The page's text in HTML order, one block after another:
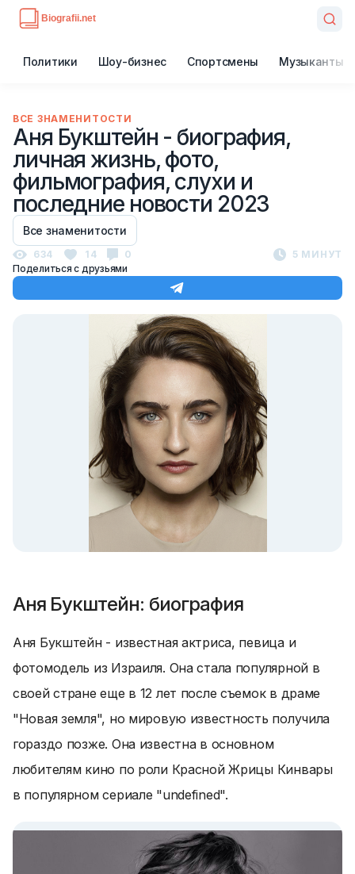
Политики Шоу-бизнес Спортсмены Музыканты
ВСЕ ЗНАМЕНИТОСТИ
Аня Букштейн - биография,
личная жизнь, фото,
фильмография, слухи и
последние новости 2023
Все знаменитости
634 14 0
5 МИНУТ
Поделиться с друзьями
Аня Букштейн: биография
Аня Букштейн - известная актриса, певица и
фотомодель из Израиля. Она стала популярной в
своей стране еще в 12 лет после съемок в драме
"Новая земля", но мировую известность получила
гораздо позже. Она известна в основном
любителям кино по роли Красной Жрицы Кинвары
в популярном сериале "undefined".